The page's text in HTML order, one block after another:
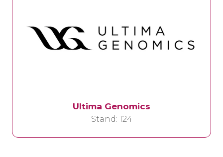
Ultima Genomics
Stand: 124